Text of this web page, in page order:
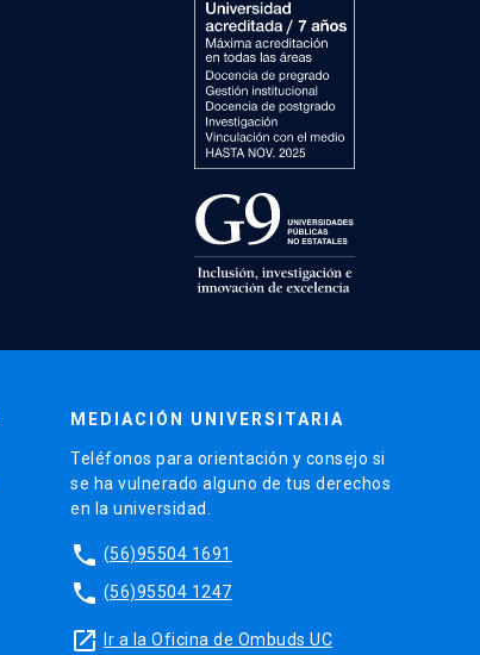
MEDIACIÓN UNIVERSITARIA
Teléfonos para orientación y consejo si
se ha vulnerado alguno de tus derechos
en la universidad.
phone (56)95504 1691
phone (56)95504 1247
launch Ir a la Oficina de Ombuds UC